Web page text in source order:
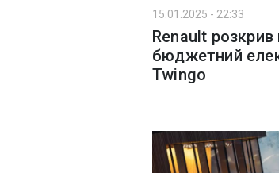
15.01.2025 - 22:33
Renault
бюджетний
Twingo